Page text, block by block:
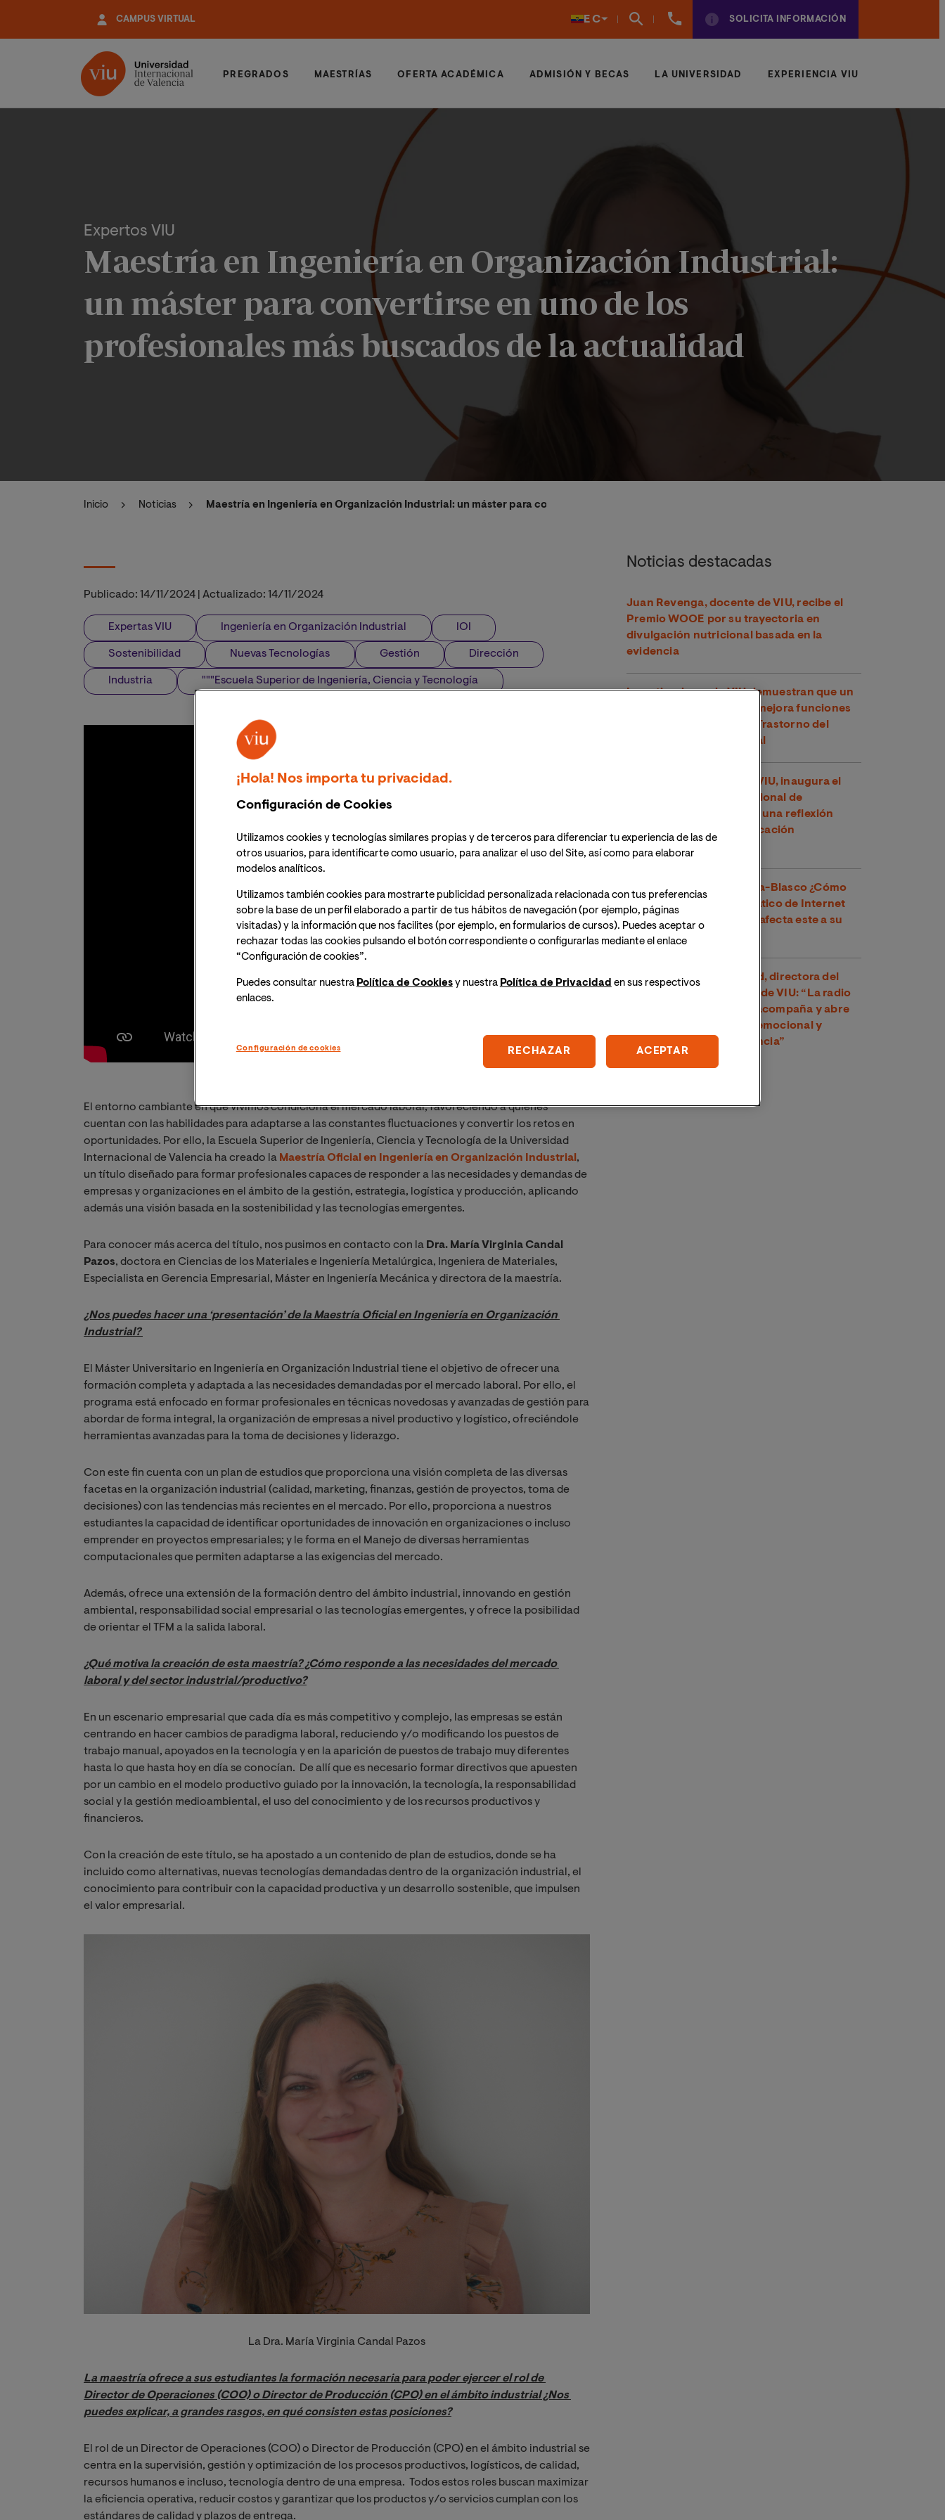
contenido
CAMPUS VIRTUAL EC
(+34)
SOLICITA INFORMACIÓN
PREGRADOS MAESTRÍAS OFERTA ACADÉMICA ADMISIÓN Y BECAS LA UNIVERSIDAD EXPERIENCIA VIU
Expertos VIU
Maestría en Ingeniería en Organización Industrial:
un máster para convertirse en uno de los
profesionales más buscados de la actualidad
Inicio Noticias Maestría en Ingeniería en Organización Industrial: un máster para convertirse en uno de los profesionales más buscados de la actualidad
Publicado: 14/11/2024 Actualizado: 14/11/2024
Expertas VIU Ingeniería en Organización Industrial IOI
Sostenibilidad Nuevas Tecnologías Gestión Dirección
Industria """Escuela Superior de Ingeniería, Ciencia y Tecnología
El entorno cambiante en que vivimos condiciona el mercado laboral, favoreciendo a quienes
cuentan con las habilidades para adaptarse a las constantes fluctuaciones y convertir los retos en
oportunidades. Por ello, la Escuela Superior de Ingeniería, Ciencia y Tecnología de la Universidad
Internacional de Valencia ha creado la Maestría Oficial en Ingeniería en Organización Industrial ,
un título diseñado para formar profesionales capaces de responder a las necesidades y demandas de
empresas y organizaciones en el ámbito de la gestión, estrategia, logística y producción, aplicando
además una visión basada en la sostenibilidad y las tecnologías emergentes.
Para conocer más acerca del título, nos pusimos en contacto con la Dra. María Virginia Candal
Pazos, doctora en Ciencias de los Materiales e Ingeniería Metalúrgica, Ingeniera de Materiales,
Especialista en Gerencia Empresarial, Máster en Ingeniería Mecánica y directora de la maestría.
¿Nos puedes hacer una ‘presentación’ de la Maestría Oficial en Ingeniería en Organización
Industrial?
El Máster Universitario en Ingeniería en Organización Industrial tiene el objetivo de ofrecer una
formación completa y adaptada a las necesidades demandadas por el mercado laboral. Por ello, el
programa está enfocado en formar profesionales en técnicas novedosas y avanzadas de gestión para
abordar de forma integral, la organización de empresas a nivel productivo y logístico, ofreciéndole
herramientas avanzadas para la toma de decisiones y liderazgo.
Con este fin cuenta con un plan de estudios que proporciona una visión completa de las diversas
facetas en la organización industrial (calidad, marketing, finanzas, gestión de proyectos, toma de
decisiones) con las tendencias más recientes en el mercado. Por ello, proporciona a nuestros
estudiantes la capacidad de identificar oportunidades de innovación en organizaciones o incluso
emprender en proyectos empresariales; y le forma en el Manejo de diversas herramientas
computacionales que permiten adaptarse a las exigencias del mercado.
Además, ofrece una extensión de la formación dentro del ámbito industrial, innovando en gestión
ambiental, responsabilidad social empresarial o las tecnologías emergentes, y ofrece la posibilidad
de orientar el TFM a la salida laboral.
¿Qué motiva la creación de esta maestría? ¿Cómo responde a las necesidades del mercado
laboral y del sector industrial/productivo?
En un escenario empresarial que cada día es más competitivo y complejo, las empresas se están
centrando en hacer cambios de paradigma laboral, reduciendo y/o modificando los puestos de
trabajo manual, apoyados en la tecnología y en la aparición de puestos de trabajo muy diferentes
hasta lo que hasta hoy en día se conocían. De allí que es necesario formar directivos que apuesten
por un cambio en el modelo productivo guiado por la innovación, la tecnología, la responsabilidad
social y la gestión medioambiental, el uso del conocimiento y de los recursos productivos y
financieros.
Con la creación de este título, se ha apostado a un contenido de plan de estudios, donde se ha
incluido como alternativas, nuevas tecnologías demandadas dentro de la organización industrial, el
conocimiento para contribuir con la capacidad productiva y un desarrollo sostenible, que impulsen
el valor empresarial.
La Dra. María Virginia Candal Pazos
La maestría ofrece a sus estudiantes la formación necesaria para poder ejercer el rol de
Director de Operaciones (COO) o Director de Producción (CPO) en el ámbito industrial ¿Nos
puedes explicar, a grandes rasgos, en qué consisten estas posiciones?
El rol de un Director de Operaciones (COO) o Director de Producción (CPO) en el ámbito industrial se
centra en la supervisión, gestión y optimización de los procesos productivos, logísticos, de calidad,
recursos humanos e incluso, tecnología dentro de una empresa. Todos estos roles buscan maximizar
la eficiencia operativa, reducir costos y garantizar que los productos y/o servicios cumplan con los
estándares de calidad y plazos de entrega.
Noticias destacadas
Juan Revenga, docente de VIU, recibe el
Premio WOOE por su trayectoria en
divulgación nutricional basada en la
evidencia
Investigadores de VIU demuestran que un
compuesto del té verde mejora funciones
cognitivas en niños con Trastorno del
Espectro Alcohólico Fetal
Toni García, docente de VIU, inaugura el
XXVI Congreso Internacional de
Educadores en Perú con una reflexión
sobre los retos de la educación
contemporánea
Dr. Víctor José Villanueva-Blasco ¿Cómo
detectar el uso problemático de Internet
en adolescentes y cómo afecta este a su
salud mental?
Dra. Amparo Suay Madrid, directora del
Grado en Comunicación de VIU: “La radio
es una voz cercana que acompaña y abre
un espacio de conexión emocional y
psicológica con la audiencia”
¡Hola! Nos importa tu privacidad.
Configuración de Cookies
Utilizamos cookies y tecnologías similares propias y de terceros para diferenciar tu experiencia de las de
otros usuarios, para identificarte como usuario, para analizar el uso del Site, así como para elaborar
modelos analíticos.
Utilizamos también cookies para mostrarte publicidad personalizada relacionada con tus preferencias
sobre la base de un perfil elaborado a partir de tus hábitos de navegación (por ejemplo, páginas
visitadas) y la información que nos facilites (por ejemplo, en formularios de cursos). Puedes aceptar o
rechazar todas las cookies pulsando el botón correspondiente o configurarlas mediante el enlace
“Configuración de cookies”.
Puedes consultar nuestra Política de Cookiesy nuestra Política de Privacidad en sus respectivos
enlaces.
Configuración de cookies RECHAZAR ACEPTAR